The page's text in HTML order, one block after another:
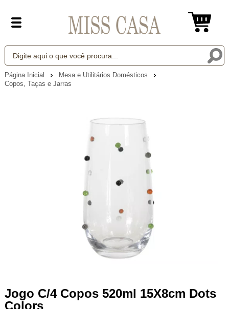
Página Inicial
Mesa e Utilitários Domésticos
Copos, Taças e Jarras
Jogo C/4 Copos 520ml 15X8cm Dots
Colors